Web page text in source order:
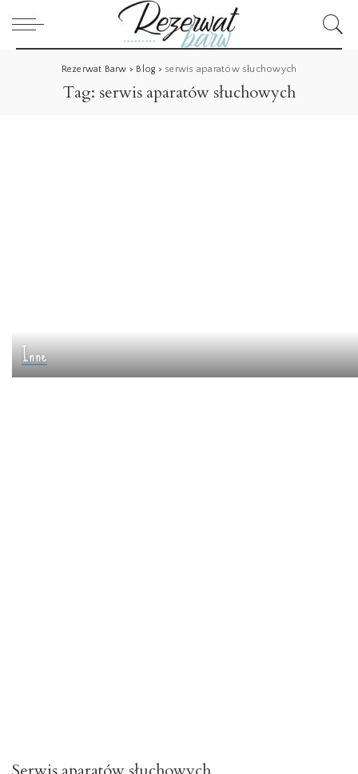
Rezerwat Barw > Blog > serwis aparatów słuchowych
Tag: serwis aparatów słuchowych
Inne